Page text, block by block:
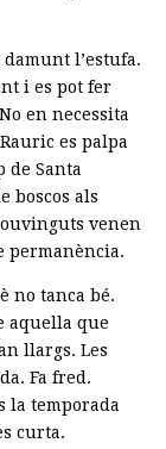
damunt l’estufa.
i es pot fer
en necessita
es palpa
de Santa
boscos als
venen
permanència.
no tanca bé.
aquella que
llargs. Les
Fa fred.
la temporada
curta.